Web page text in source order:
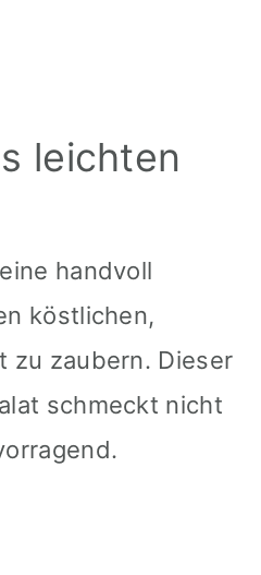
leichten
handvoll
köstlichen,
zu zaubern. Dieser
schmeckt nicht